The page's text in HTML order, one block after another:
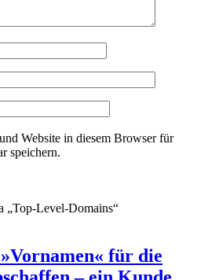
Website in diesem Browser für
speichern.
„Top-Level-Domains“
für die